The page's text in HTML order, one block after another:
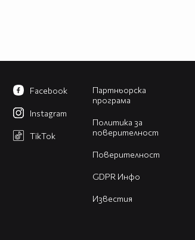
Партньорска
програма
Политика за
поверителност
Поверителност
GDPR Инфо
Известия
Facebook
Instagram
TikTok